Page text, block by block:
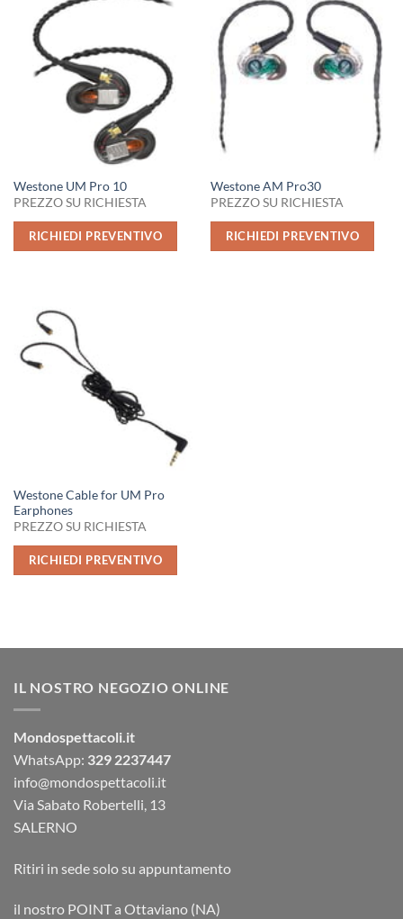
Westone UM Pro 10
PREZZO SU RICHIESTA
RICHIEDI PREVENTIVO
Westone AM Pro30
PREZZO SU RICHIESTA
RICHIEDI PREVENTIVO
Westone Cable for UM Pro
Earphones
PREZZO SU RICHIESTA
RICHIEDI PREVENTIVO
IL NOSTRO NEGOZIO ONLINE
Mondospettacoli.it
WhatsApp: 329 2237447
info@mondospettacoli.it
Via Sabato Robertelli, 13
SALERNO
Ritiri in sede solo su appuntamento
il nostro POINT a Ottaviano (NA)